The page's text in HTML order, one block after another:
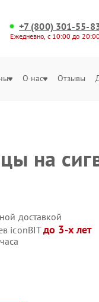
+7 (800) 301-55-
Ежедневно, с 10:00 до 20:00
О нас Отзывы
на
доставкой
iconBITдо 3-х лет